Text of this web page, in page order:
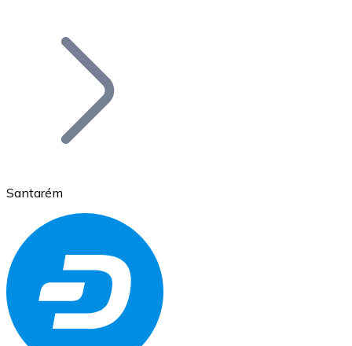
Bitcoin
Ethereum
ETH
Santarém